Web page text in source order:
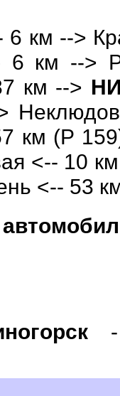
6 км -->
6 км -->
км -->
км (Р
<-- 10
<-- 53